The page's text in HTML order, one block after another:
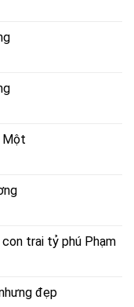
Một
trai tỷ phú Phạm
đẹp